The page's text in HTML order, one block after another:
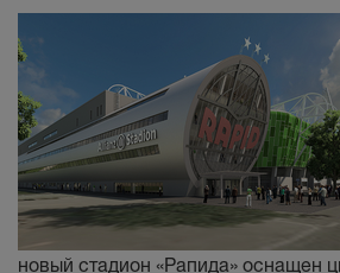
новый стадион «Рапида» оснащен